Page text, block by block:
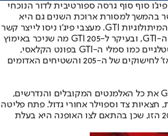
סוף סוף גרסה ספורטיבית לדור הנוכחי
כאשר בהמשך למסורת ארוכת השנים גם היא
נושאת את שלושת האותיות המיתולוגיות GTI. מעצבי פיג’ו ניסו לייצר קשר
בקור לדגמי העבר במשפחת ה-GTI, ובעיקר ל-205 GTI מה שניכר באימוץ
ושילוב לא מעט אלמנטים נוסטלגיים כמו סמלי ה-GTI בפונט הקלאסי,
עיצוב החישוקים שהוא הומאז’ לחישוקים של ה-205 והשטיחים האדומים
מעבר לכך כוללת פיג’ו 208 GTI את כל האלמנטים המקובלים והנדרשים,
צד וספוילר אחורי גדול. פתח פליטה
בולט מאחור לא תמצאו ב-208 הזו, שכן בהתאם לצו האופנה היא בעלת